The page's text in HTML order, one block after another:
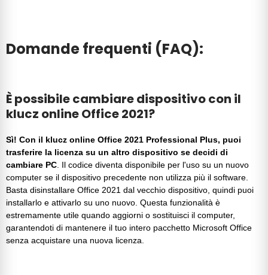
Domande frequenti (FAQ):
È possibile cambiare dispositivo con il
klucz online Office 2021?
Sì! Con il klucz online Office 2021 Professional Plus, puoi
trasferire la licenza su un altro dispositivo se decidi di
cambiare PC . Il codice diventa disponibile per l'uso su un nuovo
computer se il dispositivo precedente non utilizza più il software.
Basta disinstallare Office 2021 dal vecchio dispositivo, quindi puoi
installarlo e attivarlo su uno nuovo. Questa funzionalità è
estremamente utile quando aggiorni o sostituisci il computer,
garantendoti di mantenere il tuo intero pacchetto Microsoft Office
senza acquistare una nuova licenza.